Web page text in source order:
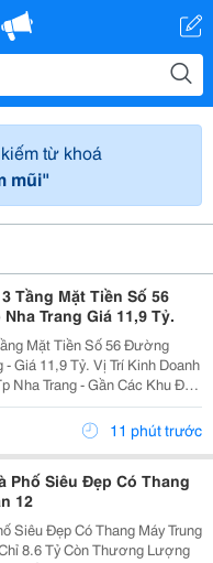
từ khoá
mũi"
Tầng Mặt Tiền Số 56
Trang Giá 11,9 Tỷ.
Mặt Tiền Số 56 Đường
Giá 11,9 Tỷ. Vị Trí Kinh Doanh
Nha Trang - Gần Các Khu Đô
Mặt Tiền + 1 Mặt Hẻm - Kiến
Nghi. - Nhà Có...11 phút trước
Phố Siêu Đẹp Có Thang
12
Siêu Đẹp Có Thang Máy Trung
8.6 Tỷ Còn Thương Lượng